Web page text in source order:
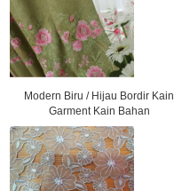
Modern Biru / Hijau Bordir Kain
Garment Kain Bahan